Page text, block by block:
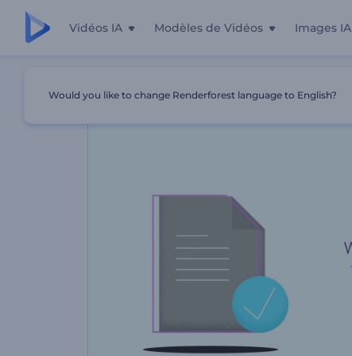
Vidéos IA Modèles de Vidéos Images IA
Would you like to change Renderforest language to English?